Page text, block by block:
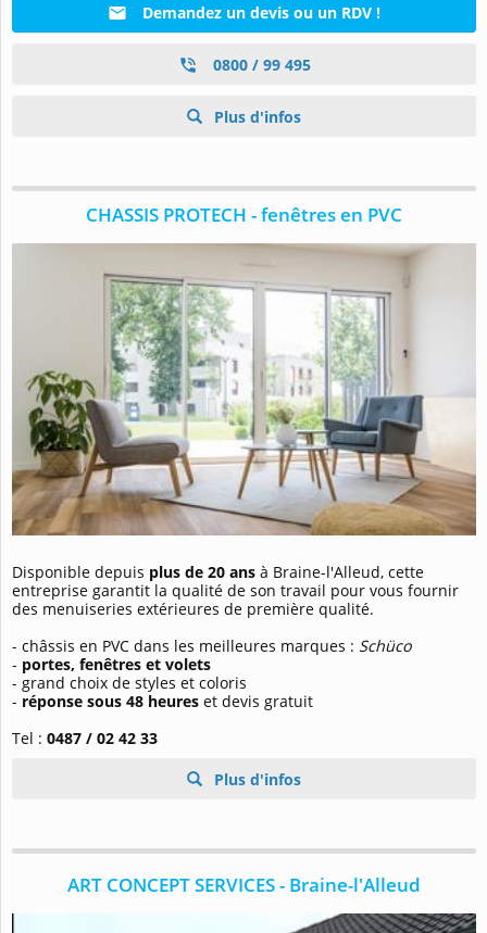
Demandez un devis ou un RDV !
0800 / 99 495
Plus d'infos
CHASSIS PROTECH - fenêtres en PVC
Disponible depuis plus de 20 ans à Braine-l'Alleud, cette
entreprise garantit la qualité de son travail pour vous fournir
des menuiseries extérieures de première qualité.
- châssis en PVC dans les meilleures marques : Schüco
- portes, fenêtres et volets
- grand choix de styles et coloris
- réponse sous 48 heures et devis gratuit
Tel : 0487 / 02 42 33
Plus d'infos
ART CONCEPT SERVICES - Braine-l'Alleud